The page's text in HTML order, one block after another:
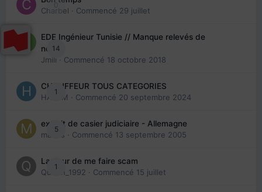
0
Charbel · Commencé 29 juillet
14
EDE Ingénieur Tunisie // Manque relevés de
note
Jmili · Commencé 18 octobre 2018
1
CHAUFFEUR TOUS CATEGORIES
HAZEM · Commencé 20 septembre 2024
5
extrait de casier judiciaire - Allemagne
maries · Commencé 13 septembre 2005
1
La peur de me faire scam
Queen_1992 · Commencé 15 juillet